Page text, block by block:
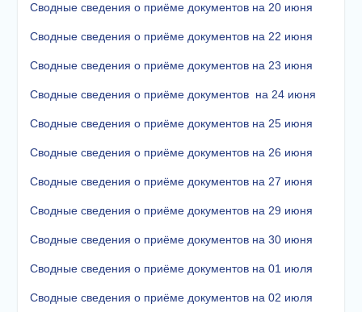
Сводные сведения о приёме документов на 20 июня
Сводные сведения о приёме документов на 22 июня
Сводные сведения о приёме документов на 23 июня
Сводные сведения о приёме документов на 24 июня
Сводные сведения о приёме документов на 25 июня
Сводные сведения о приёме документов на 26 июня
Сводные сведения о приёме документов на 27 июня
Сводные сведения о приёме документов на 29 июня
Сводные сведения о приёме документов на 30 июня
Сводные сведения о приёме документов на 01 июля
Сводные сведения о приёме документов на 02 июля